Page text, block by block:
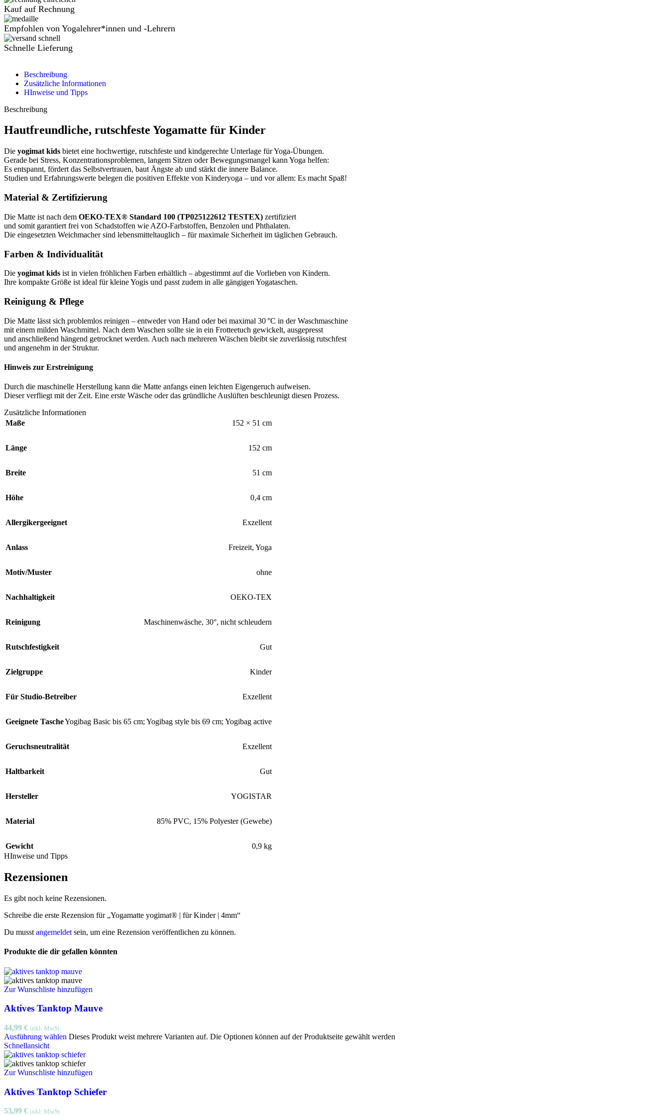
Kauf auf Rechnung
Empfohlen von Yogalehrer*innen und -Lehrern
Schnelle Lieferung
Beschreibung
Zusätzliche Informationen
HInweise und Tipps
Beschreibung
Hautfreundliche, rutschfeste Yogamatte für Kinder
Die yogimat kids bietet eine hochwertige, rutschfeste und kindgerechte Unterlage für Yoga-Übungen.
Gerade bei Stress, Konzentrationsproblemen, langem Sitzen oder Bewegungsmangel kann Yoga helfen:
Es entspannt, fördert das Selbstvertrauen, baut Ängste ab und stärkt die innere Balance.
Studien und Erfahrungswerte belegen die positiven Effekte von Kinderyoga – und vor allem: Es macht Spaß!
Material & Zertifizierung
Die Matte ist nach dem OEKO-TEX® Standard 100 (TP025122612 TESTEX) zertifiziert
und somit garantiert frei von Schadstoffen wie AZO-Farbstoffen, Benzolen und Phthalaten.
Die eingesetzten Weichmacher sind lebensmitteltauglich – für maximale Sicherheit im täglichen Gebrauch.
Farben & Individualität
Die yogimat kids ist in vielen fröhlichen Farben erhältlich – abgestimmt auf die Vorlieben von Kindern.
Ihre kompakte Größe ist ideal für kleine Yogis und passt zudem in alle gängigen Yogataschen.
Reinigung & Pflege
Die Matte lässt sich problemlos reinigen – entweder von Hand oder bei maximal 30 °C in der Waschmaschine
mit einem milden Waschmittel. Nach dem Waschen sollte sie in ein Frotteetuch gewickelt, ausgepresst
und anschließend hängend getrocknet werden. Auch nach mehreren Wäschen bleibt sie zuverlässig rutschfest
und angenehm in der Struktur.
Hinweis zur Erstreinigung
Durch die maschinelle Herstellung kann die Matte anfangs einen leichten Eigengeruch aufweisen.
Dieser verfliegt mit der Zeit. Eine erste Wäsche oder das gründliche Auslüften beschleunigt diesen Prozess.
Zusätzliche Informationen
Maße
152 × 51 cm
Länge 152 cm
Breite 51 cm
Höhe 0,4 cm
Allergikergeeignet Exzellent
Anlass Freizeit, Yoga
Motiv/Muster ohne
Nachhaltigkeit OEKO-TEX
Reinigung Maschinenwäsche, 30°, nicht schleudern
Rutschfestigkeit Gut
Zielgruppe Kinder
Für Studio-Betreiber Exzellent
Geeignete TascheYogibag Basic bis 65 cm; Yogibag style bis 69 cm; Yogibag active
Geruchsneutralität Exzellent
Haltbarkeit Gut
Hersteller YOGISTAR
Material 85% PVC, 15% Polyester (Gewebe)
Gewicht
0,9 kg
HInweise und Tipps
Rezensionen
Es gibt noch keine Rezensionen.
Schreibe die erste Rezension für „Yogamatte yogimat® | für Kinder | 4mm“
Du musst angemeldet sein, um eine Rezension veröffentlichen zu können.
Produkte die dir gefallen könnten
Zur Wunschliste hinzufügen
Aktives Tanktop Mauve
44,99 € inkl. MwSt.
Ausführung wählen Dieses Produkt weist mehrere Varianten auf. Die Optionen können auf der Produktseite gewählt werden
Schnellansicht
Zur Wunschliste hinzufügen
Aktives Tanktop Schiefer
53,99 € inkl. MwSt.